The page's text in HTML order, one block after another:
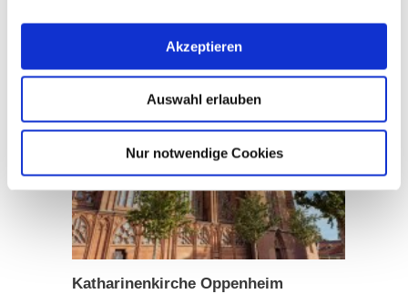
Akzeptieren
Auswahl erlauben
Nur notwendige Cookies
Oppenheim erleben
Katharinenkirche Oppenheim